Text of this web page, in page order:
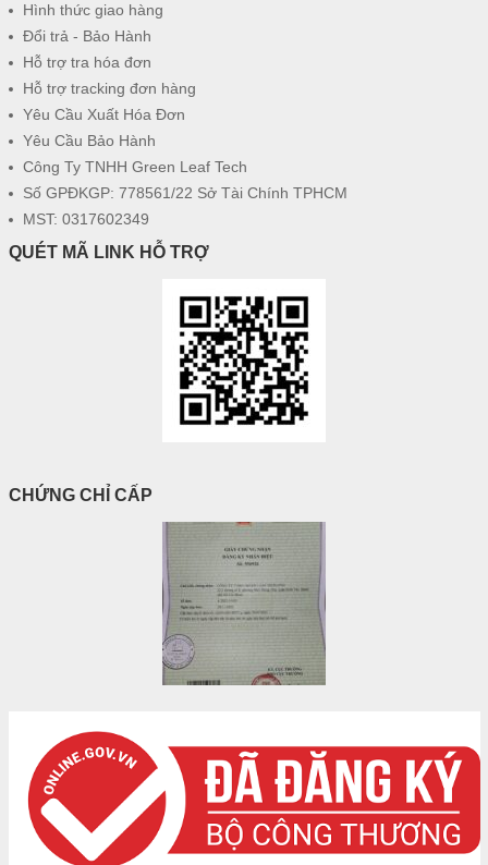
Hình thức giao hàng
Đổi trả - Bảo Hành
Hỗ trợ tra hóa đơn
Hỗ trợ tracking đơn hàng
Yêu Cầu Xuất Hóa Đơn
Yêu Cầu Bảo Hành
Công Ty TNHH Green Leaf Tech
Số GPĐKGP: 778561/22 Sở Tài Chính TPHCM
MST: 0317602349
QUÉT MÃ LINK HỖ TRỢ
CHỨNG CHỈ CẤP